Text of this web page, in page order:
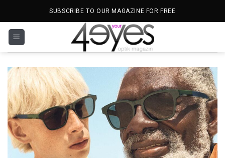
SUBSCRIBE TO OUR MAGAZINE FOR FREE